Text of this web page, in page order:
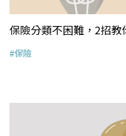
保險分類不困難，2招教
#保險